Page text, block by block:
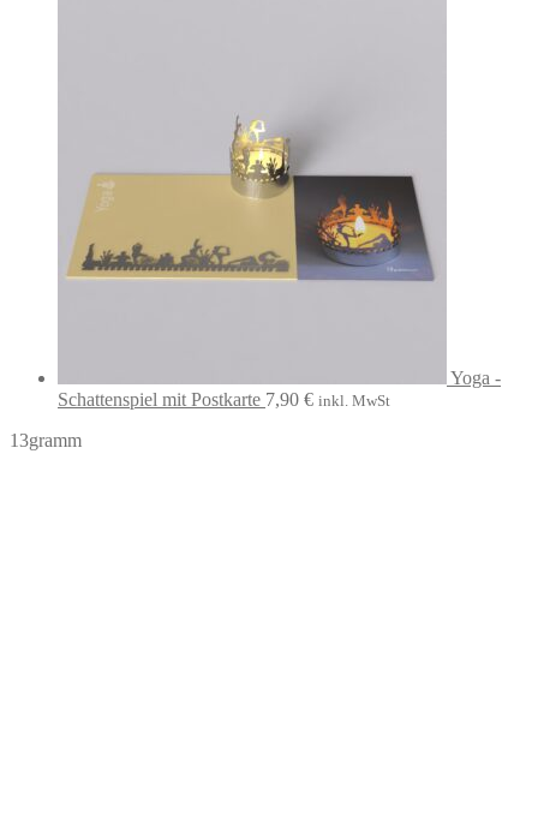
Yoga -
Schattenspiel mit Postkarte 7,90 € inkl. MwSt
13gramm